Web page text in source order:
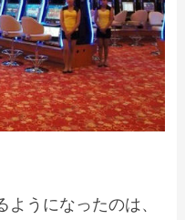
うになったのは、